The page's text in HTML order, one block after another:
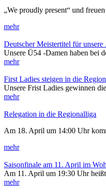
„We proudly present“ und
mehr
Deutscher Meistertitel für unsere
Unsere Ü54 -Damen haben bei
mehr
First Ladies steigen in die
Unsere Frist Ladies gewinnen
mehr
Relegation in die Regionalliga
Am 18. April um 14:00 Uhr
mehr
Saisonfinale am 11. April im
Am 11. April um 19:30 Uhr
mehr